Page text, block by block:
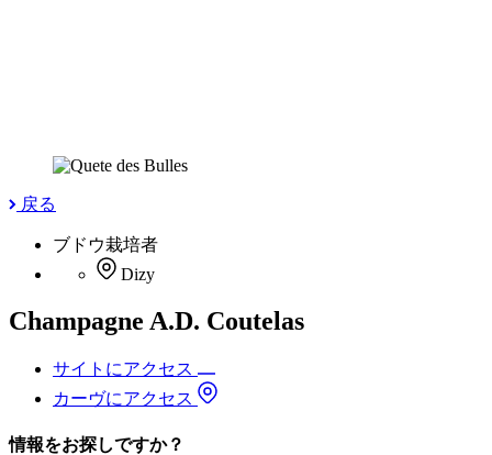
戻る
ブドウ栽培者
Dizy
Champagne A.D. Coutelas
サイトにアクセス
カーヴにアクセス
情報をお探しですか？